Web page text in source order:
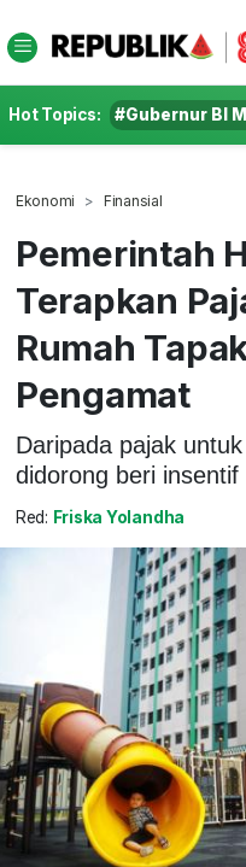
Hot Topics: #Gubernur BI
Ekonomi Finansial
Pemerintah
Terapkan
Rumah
Pengamat
Daripada pajak
didorong beri
Red: Friska Yolandha